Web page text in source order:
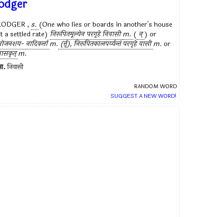
, s. (One who lies or boards in another's house
a settled rate) निरूपितमूल्येन परगृहे निवासी m. ( न्) or
नादिकर्त्ता m. (र्त्तृ), निरूपितकालपर्य्यन्तं परगृहे वासी m. or
m.
निवासी
RANDOM WORD
SUGGEST A NEW WORD!